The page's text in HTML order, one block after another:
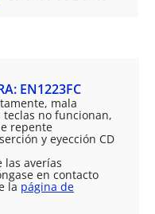
EN1223FC
mala
no funcionan,
repente
y eyección CD
las averías
en contacto
la página de